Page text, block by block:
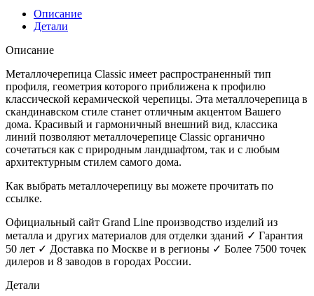
Описание
Детали
Описание
Металлочерепица Classic имеет распространенный тип
профиля, геометрия которого приближена к профилю
классической керамической черепицы. Эта металлочерепица в
скандинавском стиле станет отличным акцентом Вашего
дома. Красивый и гармоничный внешний вид, классика
линий позволяют металлочерепице Classic органично
сочетаться как с природным ландшафтом, так и с любым
архитектурным стилем самого дома.
Как выбрать металлочерепицу вы можете прочитать по
ссылке.
Официальный сайт Grand Line производство изделий из
металла и других материалов для отделки зданий ✓ Гарантия
50 лет ✓ Доставка по Москве и в регионы ✓ Более 7500 точек
дилеров и 8 заводов в городах России.
Детали